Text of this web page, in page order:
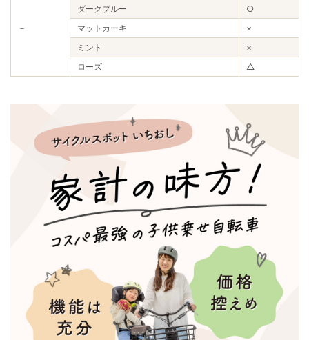
－
ダークブルー
○
マットカーキ
×
ミント
×
ローズ
△